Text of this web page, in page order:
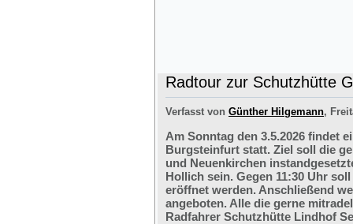
Radtour zur Schutzhütte
Verfasst von Günther Hilgemann,
Am Sonntag den 3.5.2026 findet
Burgsteinfurt statt. Ziel soll die
und Neuenkirchen
Hollich sein. Gegen 11:30 Uhr
eröffnet werden. Anschließend
angeboten. Alle die gerne
Radfahrer Schutzhütte Lindhof